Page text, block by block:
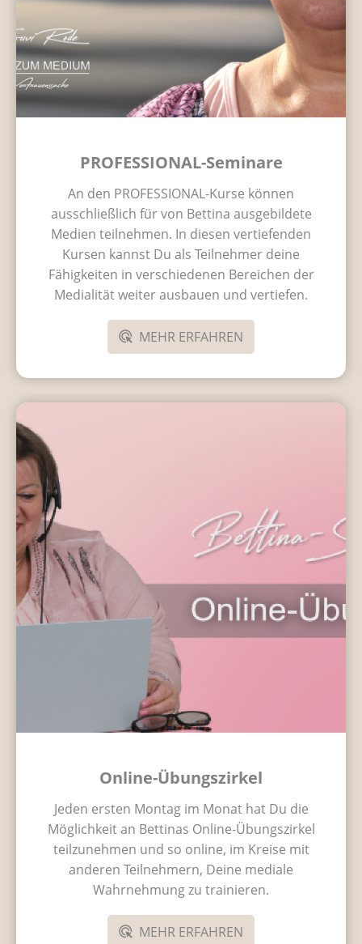
PROFESSIONAL-Seminare
An den PROFESSIONAL-Kurse können
ausschließlich für von Bettina ausgebildete
Medien teilnehmen. In diesen vertiefenden
Kursen kannst Du als Teilnehmer deine
Fähigkeiten in verschiedenen Bereichen der
Medialität weiter ausbauen und vertiefen.
MEHR ERFAHREN
Online-Übungszirkel
Jeden ersten Montag im Monat hat Du die
Möglichkeit an Bettinas Online-Übungszirkel
teilzunehmen und so online, im Kreise mit
anderen Teilnehmern, Deine mediale
Wahrnehmung zu trainieren.
MEHR ERFAHREN